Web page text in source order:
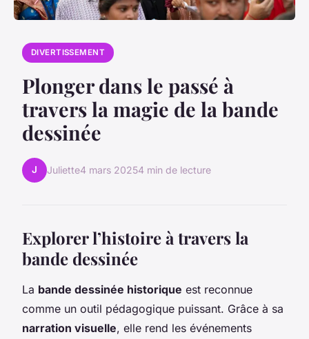
DIVERTISSEMENT
Plonger dans le passé à
travers la magie de la bande
dessinée
J Juliette4 mars 20254 min de lecture
Explorer l’histoire à travers la
bande dessinée
La bande dessinée historique est reconnue
comme un outil pédagogique puissant. Grâce à sa
narration visuelle, elle rend les événements